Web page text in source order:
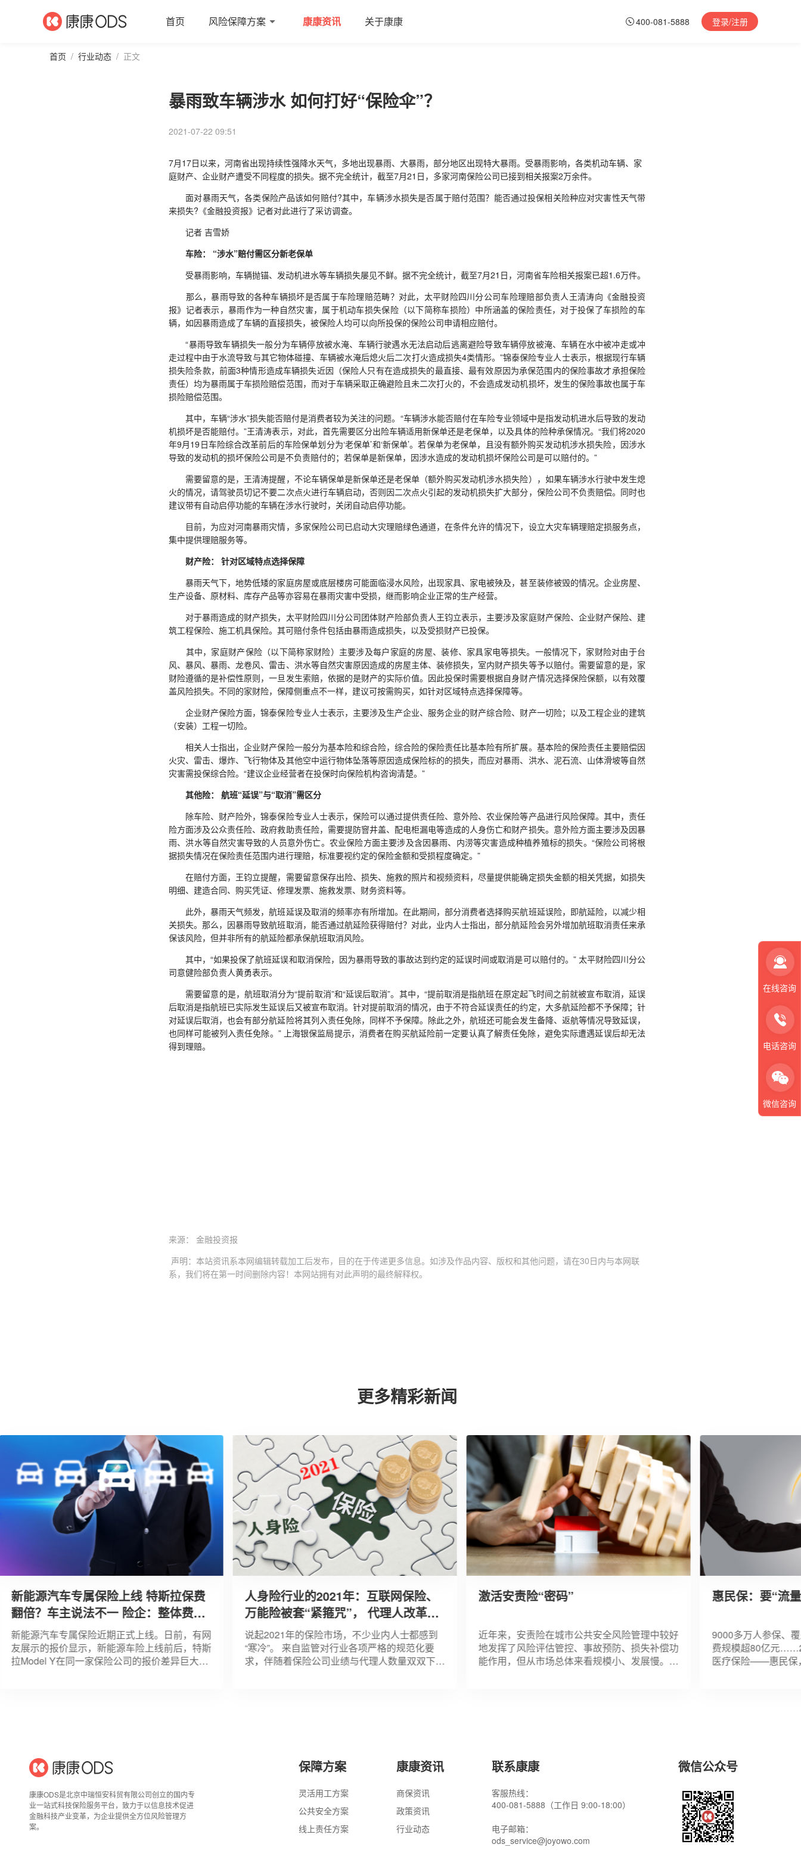
首页 风险保障方案 康康资讯 关于康康 400-081-5888 登录/注册
首页 / 行业动态 / 正文
暴雨致车辆涉水 如何打好“保险伞”？
2021-07-22 09:51
7月17日以来，河南省出现持续性强降水天气，多地出现暴雨、大暴雨，部分地区出现特大暴雨。受暴雨影响，各类机动车辆、家
庭财产、企业财产遭受不同程度的损失。据不完全统计，截至7月21日，多家河南保险公司已接到相关报案2万余件。
面对暴雨天气，各类保险产品该如何赔付?其中，车辆涉水损失是否属于赔付范围？能否通过投保相关险种应对灾害性天气带
来损失?《金融投资报》记者对此进行了采访调查。
记者 吉雪娇
车险： “涉水”赔付需区分新老保单
受暴雨影响，车辆抛锚、发动机进水等车辆损失屡见不鲜。据不完全统计，截至7月21日，河南省车险相关报案已超1.6万件。
那么，暴雨导致的各种车辆损坏是否属于车险理赔范畴？对此，太平财险四川分公司车险理赔部负责人王清涛向《金融投资
报》记者表示，暴雨作为一种自然灾害，属于机动车损失保险（以下简称车损险）中所涵盖的保险责任，对于投保了车损险的车
辆，如因暴雨造成了车辆的直接损失，被保险人均可以向所投保的保险公司申请相应赔付。
“暴雨导致车辆损失一般分为车辆停放被水淹、车辆行驶遇水无法启动后逃离避险导致车辆停放被淹、车辆在水中被冲走或冲
走过程中由于水流导致与其它物体碰撞、车辆被水淹后熄火后二次打火造成损失4类情形。”锦泰保险专业人士表示，根据现行车辆
损失险条款，前面3种情形造成车辆损失近因（保险人只有在造成损失的最直接、最有效原因为承保范围内的保险事故才承担保险
责任）均为暴雨属于车损险赔偿范围，而对于车辆采取正确避险且未二次打火的，不会造成发动机损坏，发生的保险事故也属于车
损险赔偿范围。
其中，车辆“涉水”损失能否赔付是消费者较为关注的问题。“车辆涉水能否赔付在车险专业领域中是指发动机进水后导致的发动
机损坏是否能赔付。”王清涛表示，对此，首先需要区分出险车辆适用新保单还是老保单，以及具体的险种承保情况。“我们将2020
年9月19日车险综合改革前后的车险保单划分为‘老保单’和‘新保单’。若保单为老保单，且没有额外购买发动机涉水损失险，因涉水
导致的发动机的损坏保险公司是不负责赔付的；若保单是新保单，因涉水造成的发动机损坏保险公司是可以赔付的。”
需要留意的是，王清涛提醒，不论车辆保单是新保单还是老保单（额外购买发动机涉水损失险），如果车辆涉水行驶中发生熄
火的情况，请驾驶员切记不要二次点火进行车辆启动，否则因二次点火引起的发动机损失扩大部分，保险公司不负责赔偿。同时也
建议带有自动启停功能的车辆在涉水行驶时，关闭自动启停功能。
目前，为应对河南暴雨灾情，多家保险公司已启动大灾理赔绿色通道，在条件允许的情况下，设立大灾车辆理赔定损服务点，
集中提供理赔服务等。
财产险： 针对区域特点选择保障
暴雨天气下，地势低矮的家庭房屋或底层楼房可能面临浸水风险，出现家具、家电被殃及，甚至装修被毁的情况。企业房屋、
生产设备、原材料、库存产品等亦容易在暴雨灾害中受损，继而影响企业正常的生产经营。
对于暴雨造成的财产损失，太平财险四川分公司团体财产险部负责人王钧立表示，主要涉及家庭财产保险、企业财产保险、建
筑工程保险、施工机具保险。其可赔付条件包括由暴雨造成损失，以及受损财产已投保。
其中，家庭财产保险（以下简称家财险）主要涉及每户家庭的房屋、装修、家具家电等损失。一般情况下，家财险对由于台
风、暴风、暴雨、龙卷风、雷击、洪水等自然灾害原因造成的房屋主体、装修损失，室内财产损失等予以赔付。需要留意的是，家
财险遵循的是补偿性原则，一旦发生索赔，依据的是财产的实际价值。因此投保时需要根据自身财产情况选择保险保额，以有效覆
盖风险损失。不同的家财险，保障侧重点不一样，建议可按需购买，如针对区域特点选择保障等。
企业财产保险方面，锦泰保险专业人士表示，主要涉及生产企业、服务企业的财产综合险、财产一切险；以及工程企业的建筑
（安装）工程一切险。
相关人士指出，企业财产保险一般分为基本险和综合险，综合险的保险责任比基本险有所扩展。基本险的保险责任主要赔偿因
火灾、雷击、爆炸、飞行物体及其他空中运行物体坠落等原因造成保险标的的损失，而应对暴雨、洪水、泥石流、山体滑坡等自然
灾害需投保综合险。“建议企业经营者在投保时向保险机构咨询清楚。”
其他险： 航班“延误”与“取消”需区分
除车险、财产险外，锦泰保险专业人士表示，保险可以通过提供责任险、意外险、农业保险等产品进行风险保障。其中，责任
险方面涉及公众责任险、政府救助责任险，需要提防窨井盖、配电柜漏电等造成的人身伤亡和财产损失。意外险方面主要涉及因暴
雨、洪水等自然灾害导致的人员意外伤亡。农业保险方面主要涉及含因暴雨、内涝等灾害造成种植养殖标的损失。“保险公司将根
据损失情况在保险责任范围内进行理赔，标准要视约定的保险金额和受损程度确定。”
在赔付方面，王钧立提醒，需要留意保存出险、损失、施救的照片和视频资料，尽量提供能确定损失金额的相关凭据，如损失
明细、建造合同、购买凭证、修理发票、施救发票、财务资料等。
此外，暴雨天气频发，航班延误及取消的频率亦有所增加。在此期间，部分消费者选择购买航班延误险，即航延险，以减少相
关损失。那么，因暴雨导致航班取消，能否通过航延险获得赔付？对此，业内人士指出，部分航延险会另外增加航班取消责任来承
保该风险，但并非所有的航延险都承保航班取消风险。
其中，“如果投保了航班延误和取消保险，因为暴雨导致的事故达到约定的延误时间或取消是可以赔付的。” 太平财险四川分公
司意健险部负责人黄勇表示。
需要留意的是，航班取消分为“提前取消”和“延误后取消”。其中，“提前取消是指航班在原定起飞时间之前就被宣布取消，延误
后取消是指航班已实际发生延误后又被宣布取消。针对提前取消的情况，由于不符合延误责任的约定，大多航延险都不予保障；针
对延误后取消，也会有部分航延险将其列入责任免除，同样不予保障。除此之外，航班还可能会发生备降、返航等情况导致延误，
也同样可能被列入责任免除。” 上海银保监局提示，消费者在购买航延险前一定要认真了解责任免除，避免实际遭遇延误后却无法
得到理赔。
来源： 金融投资报
声明：本站资讯系本网编辑转载加工后发布，目的在于传递更多信息。如涉及作品内容、版权和其他问题，请在30日内与本网联
系，我们将在第一时间删除内容！本网站拥有对此声明的最终解释权。
在线咨询
电话咨询
微信咨询
更多精彩新闻
能源汽车专属保险上线 特斯拉保费
倍？车主说法不一 险企：整体费率
整不显著
源汽车专属保险近期正式上线。日前，有网
示的报价显示，新能源车险上线前后，特斯
Y在同一家保险公司的报价差异巨大，
人身险行业的2021年：互联网保险、
万能险被套“紧箍咒”， 代理人改革行
至十字路口
说起2021年的保险市场，不少业内人士都感到
“寒冷”。 来自监管对行业各项严格的规范化要
求，伴随着保险公司业绩与代理人数量双双下
激活安责险“密码”
近年来，安责险在城市公共安全风险管理中较好
地发挥了风险评估管控、事故预防、损失补偿功
能作用，但从市场总体来看规模小、发展慢。新
惠民保：要“流量”
9000多万人参保、覆盖
费规模超80亿元
医疗保险——惠民保，
康康ODS是北京中瑞恒安科贸有限公司创立的国内专
业一站式科技保险服务平台，致力于以信息技术促进
金融科技产业变革，为企业提供全方位风险管理方
案。
保障方案
灵活用工方案
公共安全方案
线上责任方案
康康资讯
商保资讯
政策资讯
行业动态
联系康康
客服热线：
400-081-5888（工作日 9:00-18:00）
电子邮箱：
ods_service@joyowo.com
微信公众号